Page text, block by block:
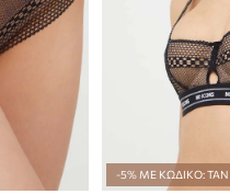
-5% ΜΕ ΚΩΔΙΚΟ: TAN